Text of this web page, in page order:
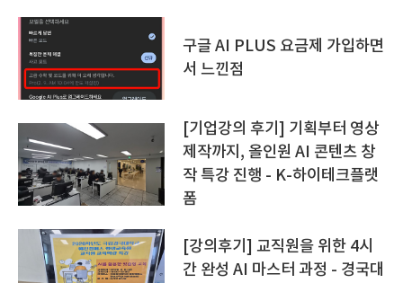
구글 AI PLUS 요금제 가입하면
서 느낀점
[기업강의 후기] 기획부터 영상
제작까지, 올인원 AI 콘텐츠 창
작 특강 진행 - K-하이테크플랫
폼
[강의후기] 교직원을 위한 4시
간 완성 AI 마스터 과정 - 경국대